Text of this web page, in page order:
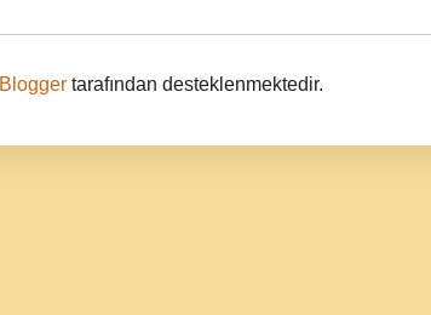
Blogger tarafından desteklenmektedir.